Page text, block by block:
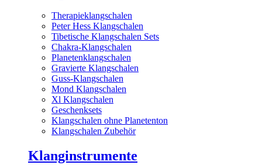
Therapieklangschalen
Peter Hess Klangschalen
Tibetische Klangschalen Sets
Chakra-Klangschalen
Planetenklangschalen
Gravierte Klangschalen
Guss-Klangschalen
Mond Klangschalen
Xl Klangschalen
Geschenksets
Klangschalen ohne Planetenton
Klangschalen Zubehör
Klanginstrumente